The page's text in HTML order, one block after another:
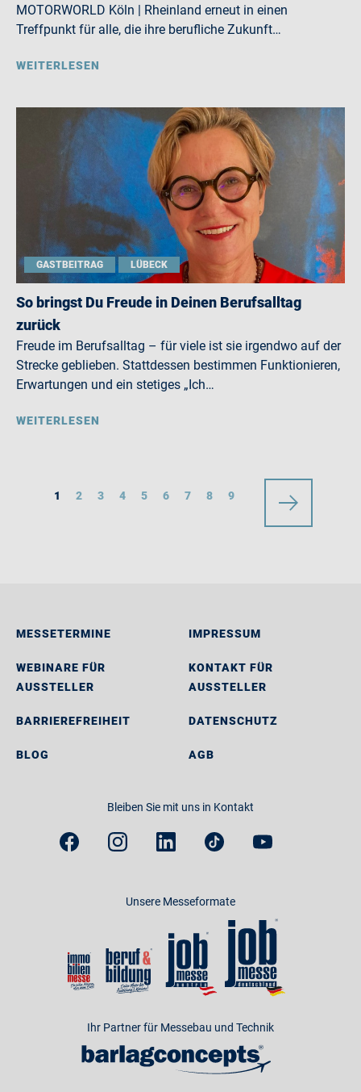
MOTORWORLD Köln | Rheinland erneut in einen
Treffpunkt für alle, die ihre berufliche Zukunft…
WEITERLESEN
GASTBEITRAG LÜBECK
So bringst Du Freude in Deinen Berufsalltag
zurück
Freude im Berufsalltag – für viele ist sie irgendwo auf der
Strecke geblieben. Stattdessen bestimmen Funktionieren,
Erwartungen und ein stetiges „Ich…
WEITERLESEN
1 2 3 4 5 6 7 8 9
MESSETERMINE
WEBINARE FÜR
AUSSTELLER
BARRIEREFREIHEIT
BLOG
IMPRESSUM
KONTAKT FÜR
AUSSTELLER
DATENSCHUTZ
AGB
Bleiben Sie mit uns in Kontakt
Unsere Messeformate
Ihr Partner für Messebau und Technik